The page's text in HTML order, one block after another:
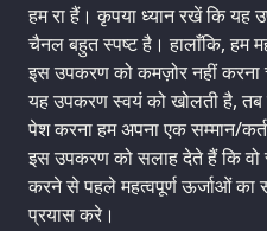
हम रा हैं। कृपया ध्यान रखें कि
चैनल बहुत स्पष्ट है। हालाँकि, हम
इस उपकरण को कमज़ोर नहीं
यह उपकरण स्वयं को खोलती है, तब
पेश करना हम अपना एक सम्मान/
इस उपकरण को सलाह देते हैं कि
करने से पहले महत्वपूर्ण ऊर्जाओं का
प्रयास करे।